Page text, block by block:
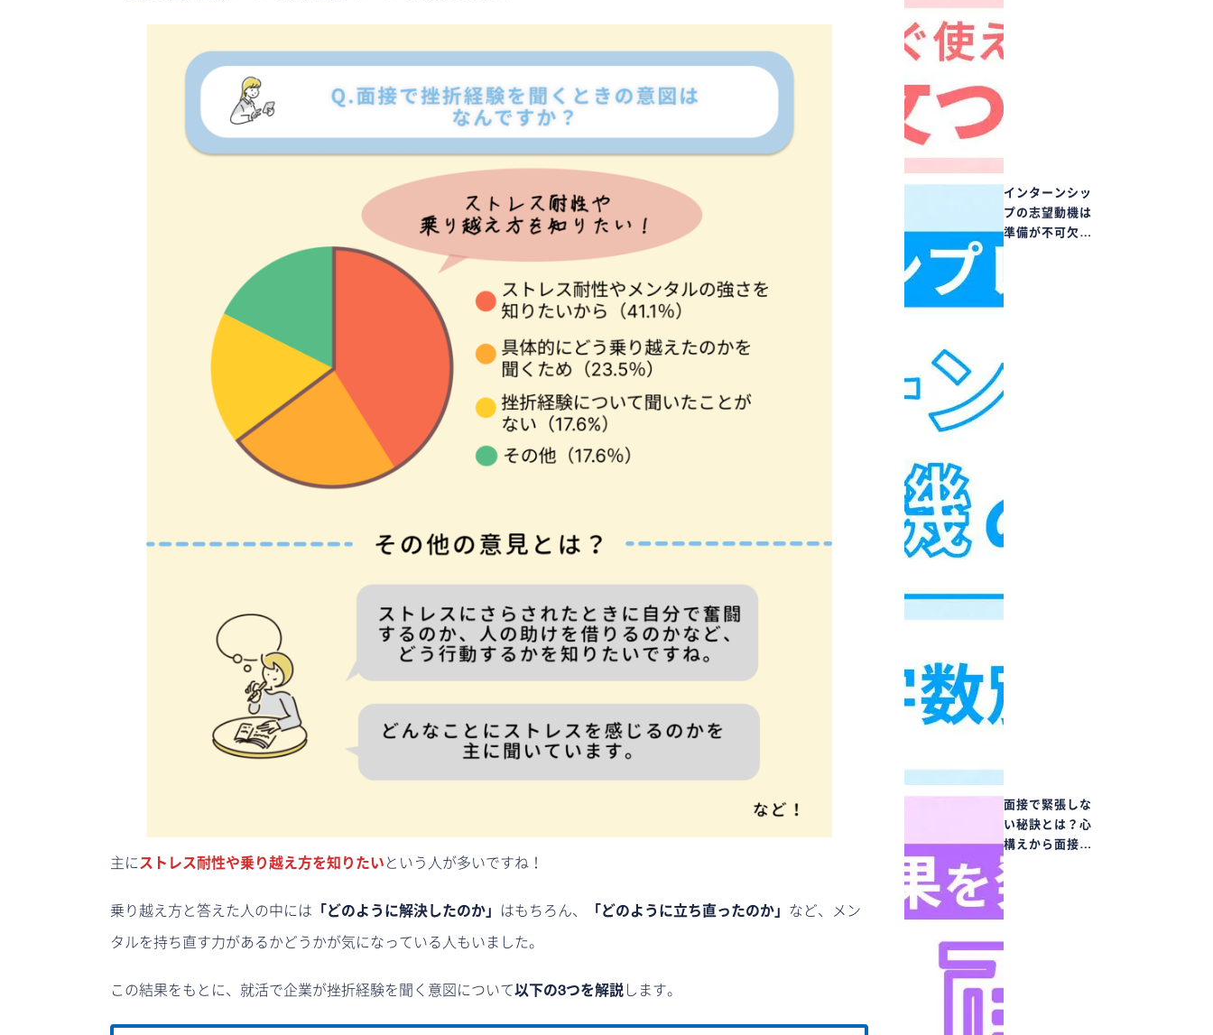
主にストレス耐性や乗り越え方を知りたい という人が多いですね！
乗り越え方と答えた人の中には 「どのように解決したのか」 はもちろん、 「どのように立ち直ったのか」 など、メン
タルを持ち直す力があるかどうかが気になっている人もいました。
この結果をもとに、就活で企業が挫折経験を聞く意図について以下の3つを解説 します。
インターンシッ
プの志望動機は
準備が不可欠…
面接で緊張しな
い秘訣とは？心
構えから面接…